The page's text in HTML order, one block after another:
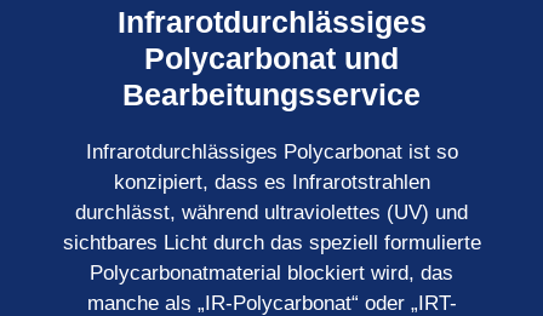
Infrarotdurchlässiges
Polycarbonat und
Bearbeitungsservice
Infrarotdurchlässiges Polycarbonat ist so
konzipiert, dass es Infrarotstrahlen
durchlässt, während ultraviolettes (UV) und
sichtbares Licht durch das speziell formulierte
Polycarbonatmaterial blockiert wird, das
manche als „IR-Polycarbonat“ oder „IRT-